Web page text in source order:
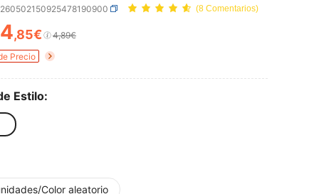
transparente, diseño de tapa abatible,
para descarga de líquidos, lavado a mano,
y cremas
(8 Comentarios)
AND AVAILABILITY
4,85€
4,89€
Precio
Estilo:
Color aleatorio